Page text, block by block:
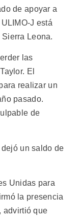
de apoyar a
J está
Leona.
las
El
realizar un
pasado.
de
un saldo de
Unidas para
la presencia
advirtió que